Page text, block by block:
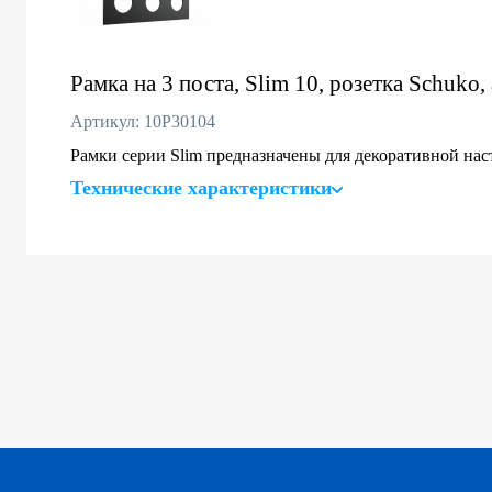
Рамка на 3 поста, Slim 10, розетка
Артикул: 10P30104
Рамки серии Slim предназначены для декоративной
Технические характеристики